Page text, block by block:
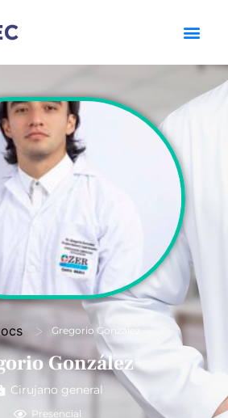
> Gregorio González
González
Cirujano general
Presencial